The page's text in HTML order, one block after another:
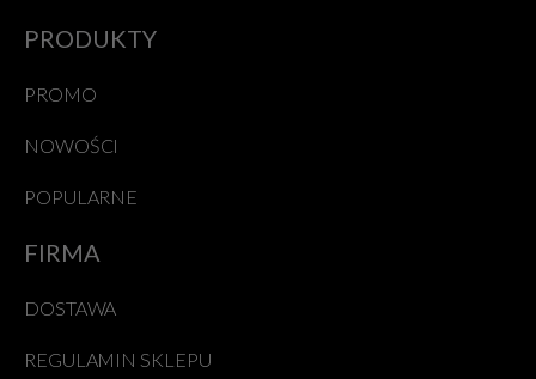
PRODUKTY
PROMO
NOWOŚCI
POPULARNE
FIRMA
DOSTAWA
REGULAMIN SKLEPU